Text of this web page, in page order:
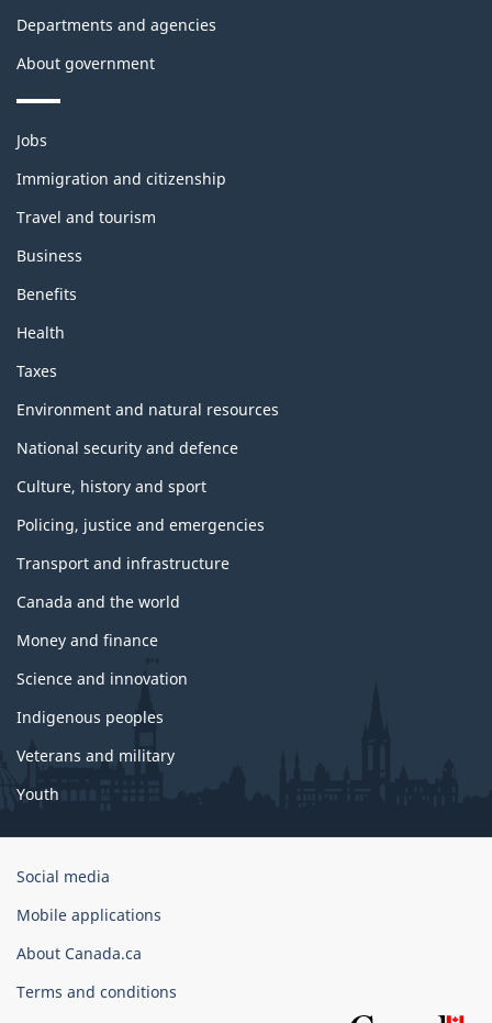
Departments and agencies
About government
Themes
topics
Jobs
Immigration and citizenship
Travel and tourism
Business
Benefits
Health
Taxes
Environment and natural resources
National security and defence
Culture, history and sport
Policing, justice and emergencies
Transport and infrastructure
Canada and the world
Money and finance
Science and innovation
Indigenous peoples
Veterans and military
Youth
Government
Canada
Corporate
Social media
Mobile applications
About Canada.ca
Terms and conditions